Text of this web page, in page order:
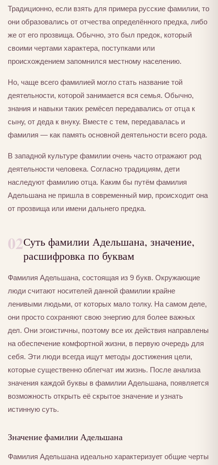
Традиционно, если взять для примера русские фамилии, то
они образовались от отчества определённого предка, либо
же от его прозвища. Обычно, это был предок, который
своими чертами характера, поступками или
происхождением запомнился местному населению.
Но, чаще всего фамилией могло стать название той
деятельности, которой занимается вся семья. Обычно,
знания и навыки таких ремёсел передавались от отца к
сыну, от деда к внуку. Вместе с тем, передавалась и
фамилия — как память основной деятельности всего рода.
В западной культуре фамилии очень часто отражают род
деятельности человека. Согласно традициям, дети
наследуют фамилию отца. Каким бы путём фамилия
Адельшана не пришла в современный мир, происходит она
от прозвища или имени дальнего предка.
02Суть фамилии Адельшана, значение,
расшифровка по буквам
Фамилия Адельшана, состоящая из 9 букв. Окружающие
люди считают носителей данной фамилии крайне
ленивыми людьми, от которых мало толку. На самом деле,
они просто сохраняют свою энергию для более важных
дел. Они эгоистичны, поэтому все их действия направлены
на обеспечение комфортной жизни, в первую очередь для
себя. Эти люди всегда ищут методы достижения цели,
которые существенно облегчат им жизнь. После анализа
значения каждой буквы в фамилии Адельшана, появляется
возможность открыть её скрытое значение и узнать
истинную суть.
Значение фамилии Адельшана
Фамилия Адельшана идеально характеризует общие черты